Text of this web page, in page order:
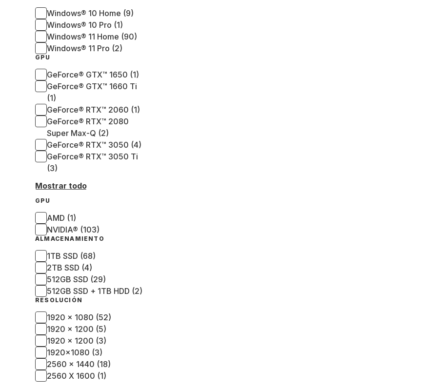
Windows® 10 Home (9)
Windows® 10 Pro (1)
Windows® 11 Home (90)
Windows® 11 Pro (2)
GPU
GeForce® GTX™ 1650 (1)
GeForce® GTX™ 1660 Ti
(1)
GeForce® RTX™ 2060 (1)
GeForce® RTX™ 2080
Super Max-Q (2)
GeForce® RTX™ 3050 (4)
GeForce® RTX™ 3050 Ti
(3)
Mostrar todo
GPU
AMD (1)
NVIDIA® (103)
ALMACENAMIENTO
1TB SSD (68)
2TB SSD (4)
512GB SSD (29)
512GB SSD + 1TB HDD (2)
RESOLUCIÓN
1920 x 1080 (52)
1920 x 1200 (5)
1920 × 1200 (3)
1920x1080 (3)
2560 x 1440 (18)
2560 X 1600 (1)